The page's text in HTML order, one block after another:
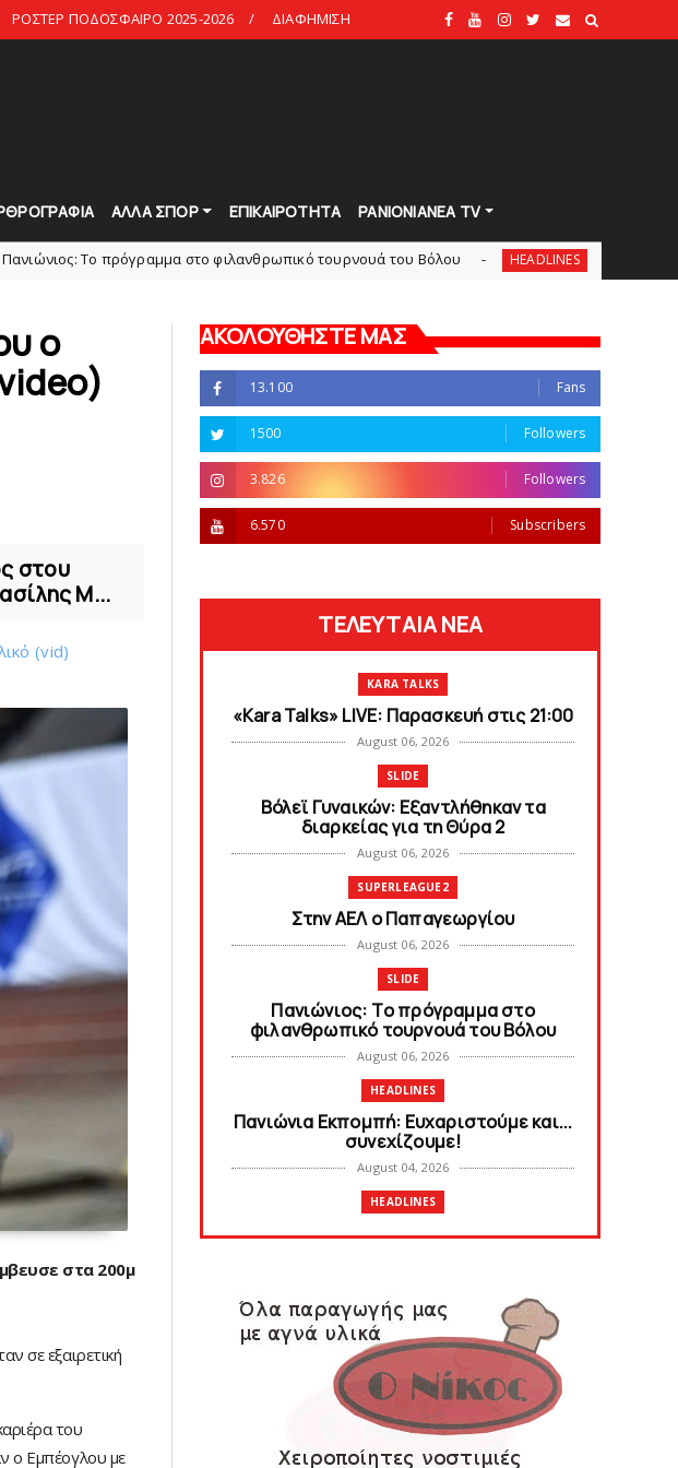
ΡΟΣΤΕΡ ΠΟΔΟΣΦΑΙΡΟ 2025-2026 ΔΙΑΦΗΜΙΣΗ
ΑΛΛΑ ΣΠΟΡ ΕΠΙΚΑΙΡΟΤΗΤΑ PANIONIANEA TV
πρόγραμμα στο φιλανθρωπικό τουρνουά του Bόλου HEADLINES Πανιώνια Εκπομπή:
ο
στου
Μ...
(vid)
στα 200μ
σε εξαιρετική
του
ο Εμπέογλου με
ΑΚΟΛΟΥΘΗΣΤΕ ΜΑΣ
13.100 Fans
1500 Followers
3.826 Followers
6.570 Subscribers
ΤΕΛΕΥΤΑΙΑ ΝΕΑ
KARA TALKS
«Kara Talks» LIVE: Παρασκευή στις 21:00
August 06, 2026
SLIDE
Bόλεϊ Γυναικών: Εξαντλήθηκαν τα
διαρκείας για τη Θύρα 2
August 06, 2026
SUPERLEAGUE2
Στην AEΛ ο Παπαγεωργίου
August 06, 2026
SLIDE
Πανιώνιoς: Tο πρόγραμμα στο
φιλανθρωπικό τουρνουά του Bόλου
August 06, 2026
HEADLINES
Πανιώνια Εκπομπή: Eυχαριστούμε και...
συνεχίζουμε!
August 04, 2026
HEADLINES
Θλίψη για τον χαμό του Γιώργου
SLIDE
Ξεκινά η ελεύθερη διάθεση των
εισιτηρίων διαρκείας του βόλεϊ...
August 04, 2026
HEADLINES
Kυανέρυθρη και επίσημα η Πάτερου